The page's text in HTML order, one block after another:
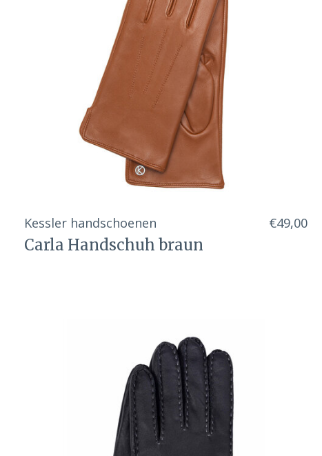
Kessler handschoenen
Carla Handschuh braun
€49,00